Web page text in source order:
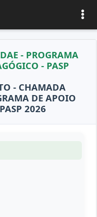
- PROGRAMA
- PASP
- CHAMADA
DE APOIO
2026